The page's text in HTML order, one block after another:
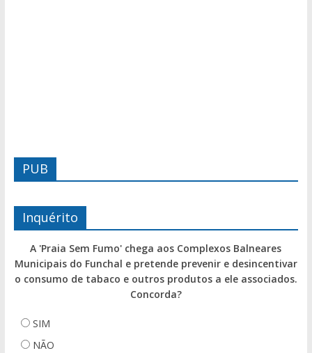
PUB
Inquérito
A 'Praia Sem Fumo' chega aos Complexos Balneares
Municipais do Funchal e pretende prevenir e desincentivar
o consumo de tabaco e outros produtos a ele associados.
Concorda?
SIM
NÃO